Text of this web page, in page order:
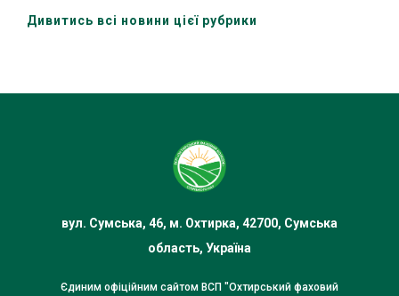
Дивитись всі новини цієї рубрики
вул. Сумська, 46, м. Охтирка, 42700, Сумська
область, Україна
Єдиним офіційним сайтом ВСП "Охтирський фаховий